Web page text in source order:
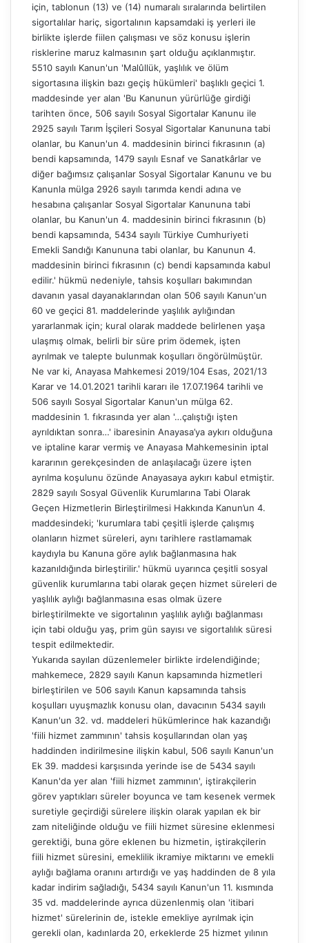
için, tablonun (13) ve (14) numaralı sıralarında belirtilen
sigortalılar hariç, sigortalının kapsamdaki iş yerleri ile
birlikte işlerde fiilen çalışması ve söz konusu işlerin
risklerine maruz kalmasının şart olduğu açıklanmıştır.
5510 sayılı Kanun'un 'Malûllük, yaşlılık ve ölüm
sigortasına ilişkin bazı geçiş hükümleri' başlıklı geçici 1.
maddesinde yer alan 'Bu Kanunun yürürlüğe girdiği
tarihten önce, 506 sayılı Sosyal Sigortalar Kanunu ile
2925 sayılı Tarım İşçileri Sosyal Sigortalar Kanununa tabi
olanlar, bu Kanun'un 4. maddesinin birinci fıkrasının (a)
bendi kapsamında, 1479 sayılı Esnaf ve Sanatkârlar ve
diğer bağımsız çalışanlar Sosyal Sigortalar Kanunu ve bu
Kanunla mülga 2926 sayılı tarımda kendi adına ve
hesabına çalışanlar Sosyal Sigortalar Kanununa tabi
olanlar, bu Kanun'un 4. maddesinin birinci fıkrasının (b)
bendi kapsamında, 5434 sayılı Türkiye Cumhuriyeti
Emekli Sandığı Kanununa tabi olanlar, bu Kanunun 4.
maddesinin birinci fıkrasının (c) bendi kapsamında kabul
edilir.' hükmü nedeniyle, tahsis koşulları bakımından
davanın yasal dayanaklarından olan 506 sayılı Kanun'un
60 ve geçici 81. maddelerinde yaşlılık aylığından
yararlanmak için; kural olarak maddede belirlenen yaşa
ulaşmış olmak, belirli bir süre prim ödemek, işten
ayrılmak ve talepte bulunmak koşulları öngörülmüştür.
Ne var ki, Anayasa Mahkemesi 2019/104 Esas, 2021/13
Karar ve 14.01.2021 tarihli kararı ile 17.07.1964 tarihli ve
506 sayılı Sosyal Sigortalar Kanun'un mülga 62.
maddesinin 1. fıkrasında yer alan '…çalıştığı işten
ayrıldıktan sonra…' ibaresinin Anayasa’ya aykırı olduğuna
ve iptaline karar vermiş ve Anayasa Mahkemesinin iptal
kararının gerekçesinden de anlaşılacağı üzere işten
ayrılma koşulunu özünde Anayasaya aykırı kabul etmiştir.
2829 sayılı Sosyal Güvenlik Kurumlarına Tabi Olarak
Geçen Hizmetlerin Birleştirilmesi Hakkında Kanun’un 4.
maddesindeki; 'kurumlara tabi çeşitli işlerde çalışmış
olanların hizmet süreleri, aynı tarihlere rastlamamak
kaydıyla bu Kanuna göre aylık bağlanmasına hak
kazanıldığında birleştirilir.' hükmü uyarınca çeşitli sosyal
güvenlik kurumlarına tabi olarak geçen hizmet süreleri de
yaşlılık aylığı bağlanmasına esas olmak üzere
birleştirilmekte ve sigortalının yaşlılık aylığı bağlanması
için tabi olduğu yaş, prim gün sayısı ve sigortalılık süresi
tespit edilmektedir.
Yukarıda sayılan düzenlemeler birlikte irdelendiğinde;
mahkemece, 2829 sayılı Kanun kapsamında hizmetleri
birleştirilen ve 506 sayılı Kanun kapsamında tahsis
koşulları uyuşmazlık konusu olan, davacının 5434 sayılı
Kanun'un 32. vd. maddeleri hükümlerince hak kazandığı
'fiili hizmet zammının' tahsis koşullarından olan yaş
haddinden indirilmesine ilişkin kabul, 506 sayılı Kanun'un
Ek 39. maddesi karşısında yerinde ise de 5434 sayılı
Kanun'da yer alan 'fiili hizmet zammının', iştirakçilerin
görev yaptıkları süreler boyunca ve tam kesenek vermek
suretiyle geçirdiği sürelere ilişkin olarak yapılan ek bir
zam niteliğinde olduğu ve fiili hizmet süresine eklenmesi
gerektiği, buna göre eklenen bu hizmetin, iştirakçilerin
fiili hizmet süresini, emeklilik ikramiye miktarını ve emekli
aylığı bağlama oranını artırdığı ve yaş haddinden de 8 yıla
kadar indirim sağladığı, 5434 sayılı Kanun'un 11. kısmında
35 vd. maddelerinde ayrıca düzenlenmiş olan 'itibari
hizmet' sürelerinin de, istekle emekliye ayrılmak için
gerekli olan, kadınlarda 20, erkeklerde 25 hizmet yılının